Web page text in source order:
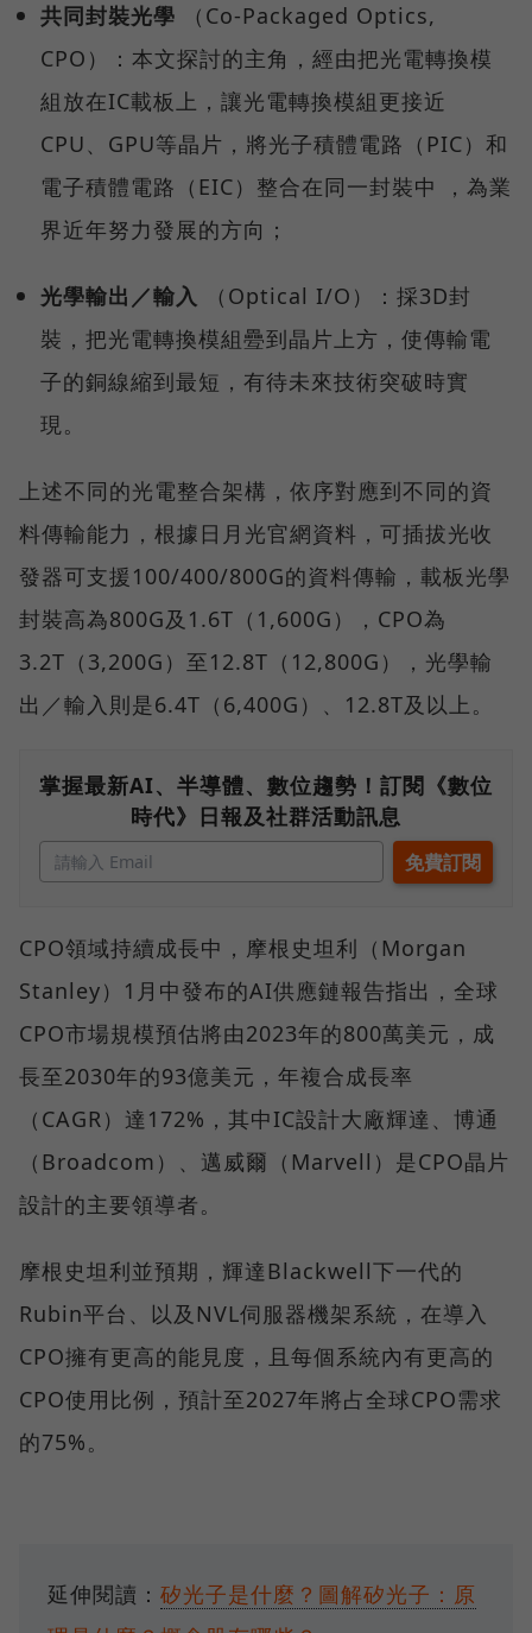
共同封裝光學 （Co-Packaged Optics,
CPO）：本文探討的主角，經由把光電轉換模
組放在IC載板上，讓光電轉換模組更接近
CPU、GPU等晶片，將光子積體電路（PIC）和
電子積體電路（EIC）整合在同一封裝中 ，為業
界近年努力發展的方向；
光學輸出／輸入 （Optical I/O）：採3D封
裝，把光電轉換模組疉到晶片上方，使傳輸電
子的銅線縮到最短，有待未來技術突破時實
現。
上述不同的光電整合架構，依序對應到不同的資
料傳輸能力，根據日月光官網資料，可插拔光收
發器可支援100/400/800G的資料傳輸，載板光學
封裝高為800G及1.6T（1,600G），CPO為
3.2T（3,200G）至12.8T（12,800G），光學輸
出／輸入則是6.4T（6,400G）、12.8T及以上。
掌握最新AI、半導體、數位趨勢！訂閱《數位
時代》日報及社群活動訊息
CPO領域持續成長中，摩根史坦利（Morgan
Stanley）1月中發布的AI供應鏈報告指出，全球
CPO市場規模預估將由2023年的800萬美元，成
長至2030年的93億美元，年複合成長率
（CAGR）達172%，其中IC設計大廠輝達、博通
（Broadcom）、邁威爾（Marvell）是CPO晶片
設計的主要領導者。
摩根史坦利並預期，輝達Blackwell下一代的
Rubin平台、以及NVL伺服器機架系統，在導入
CPO擁有更高的能見度，且每個系統內有更高的
CPO使用比例，預計至2027年將占全球CPO需求
的75%。
延伸閱讀： 矽光子是什麼？圖解矽光子：原